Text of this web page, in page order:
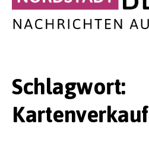
Schlagwort:
Kartenverkauf